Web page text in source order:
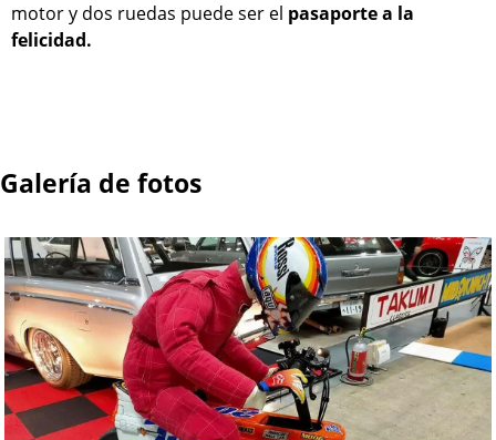
motor y dos ruedas puede ser el pasaporte a la
felicidad.
Galería de fotos